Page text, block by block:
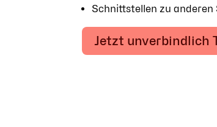
Schnittstellen zu anderen
Jetzt unverbindlich